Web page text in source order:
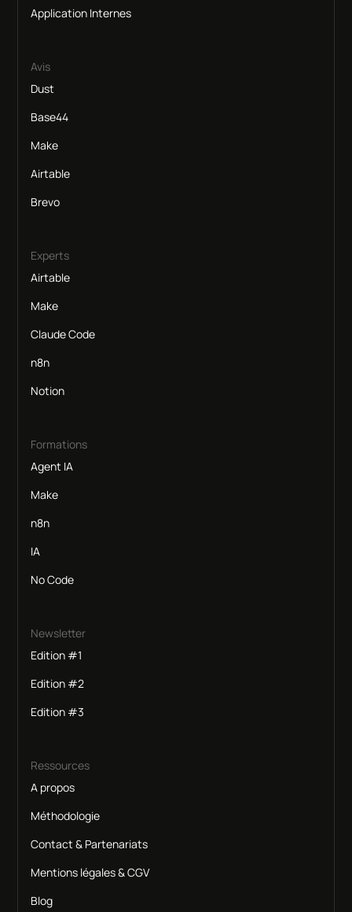
Application Internes
Avis
Dust
Base44
Make
Airtable
Brevo
Experts
Airtable
Make
Claude Code
n8n
Notion
Formations
Agent IA
Make
n8n
IA
No Code
Newsletter
Edition #1
Edition #2
Edition #3
Ressources
A propos
Méthodologie
Contact & Partenariats
Mentions légales & CGV
Blog